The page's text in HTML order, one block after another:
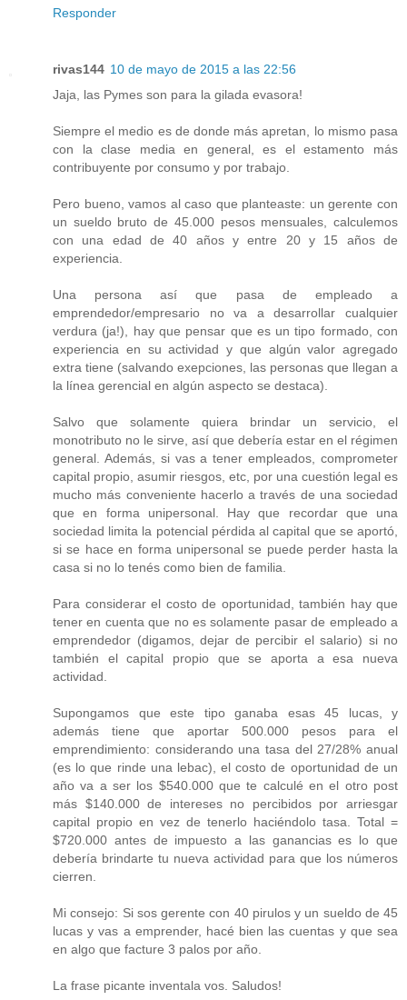
Responder
rivas144 10 de mayo de 2015 a las 22:56
Jaja, las Pymes son para la gilada evasora!
Siempre el medio es de donde más apretan, lo mismo pasa
con la clase media en general, es el estamento más
contribuyente por consumo y por trabajo.
Pero bueno, vamos al caso que planteaste: un gerente con
un sueldo bruto de 45.000 pesos mensuales, calculemos
con una edad de 40 años y entre 20 y 15 años de
experiencia.
Una persona así que pasa de empleado a
emprendedor/empresario no va a desarrollar cualquier
verdura (ja!), hay que pensar que es un tipo formado, con
experiencia en su actividad y que algún valor agregado
extra tiene (salvando exepciones, las personas que llegan a
la línea gerencial en algún aspecto se destaca).
Salvo que solamente quiera brindar un servicio, el
monotributo no le sirve, así que debería estar en el régimen
general. Además, si vas a tener empleados, comprometer
capital propio, asumir riesgos, etc, por una cuestión legal es
mucho más conveniente hacerlo a través de una sociedad
que en forma unipersonal. Hay que recordar que una
sociedad limita la potencial pérdida al capital que se aportó,
si se hace en forma unipersonal se puede perder hasta la
casa si no lo tenés como bien de familia.
Para considerar el costo de oportunidad, también hay que
tener en cuenta que no es solamente pasar de empleado a
emprendedor (digamos, dejar de percibir el salario) si no
también el capital propio que se aporta a esa nueva
actividad.
Supongamos que este tipo ganaba esas 45 lucas, y
además tiene que aportar 500.000 pesos para el
emprendimiento: considerando una tasa del 27/28% anual
(es lo que rinde una lebac), el costo de oportunidad de un
año va a ser los $540.000 que te calculé en el otro post
más $140.000 de intereses no percibidos por arriesgar
capital propio en vez de tenerlo haciéndolo tasa. Total =
$720.000 antes de impuesto a las ganancias es lo que
debería brindarte tu nueva actividad para que los números
cierren.
Mi consejo: Si sos gerente con 40 pirulos y un sueldo de 45
lucas y vas a emprender, hacé bien las cuentas y que sea
en algo que facture 3 palos por año.
La frase picante inventala vos. Saludos!